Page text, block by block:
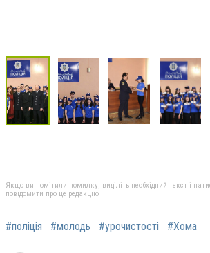
Якщо ви помітили помилку, виділіть необхідний текст і
повідомити про це редакцію
#поліція #молодь #урочистості #Хома